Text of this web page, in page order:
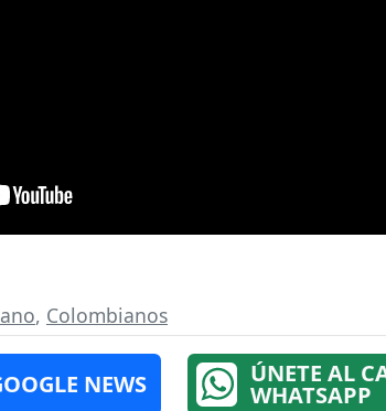
, Colombianos
NEWS ÚNETE AL
WHATSAPP